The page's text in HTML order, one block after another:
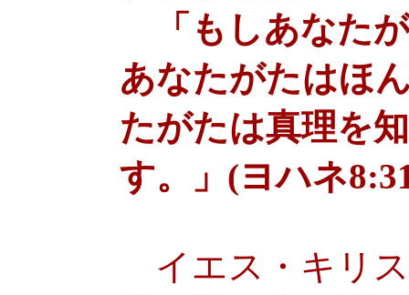
「もしあなた
あなたがたはほ
たがたは真理を
す。」(ヨハネ
イエス・キリ